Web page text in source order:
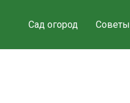
Сад огород Советы